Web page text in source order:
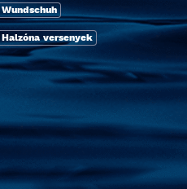
Wundschuh
Halzóna versenyek